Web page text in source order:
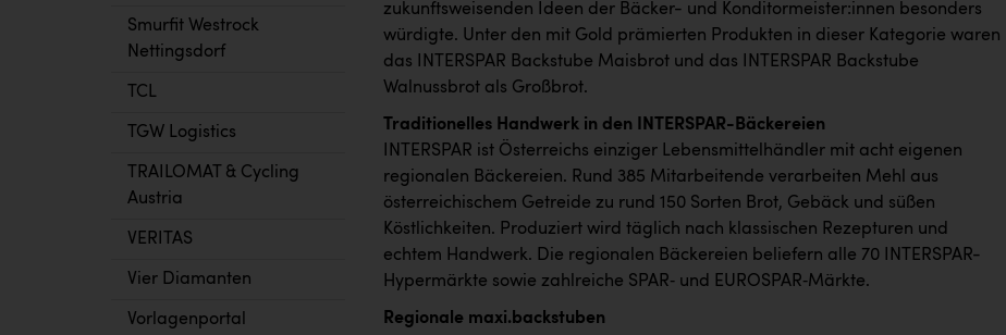
Smurfit Westrock
Nettingsdorf
TCL
TGW Logistics
TRAILOMAT & Cycling
Austria
VERITAS
Vier Diamanten
Vorlagenportal
zukunftsweisenden Ideen der Bäcker- und Konditormeister:innen besonders
würdigte. Unter den mit Gold prämierten Produkten in dieser Kategorie waren
das INTERSPAR Backstube Maisbrot und das INTERSPAR Backstube
Walnussbrot als Großbrot.
Traditionelles Handwerk in den INTERSPAR-Bäckereien
INTERSPAR ist Österreichs einziger Lebensmittelhändler mit acht eigenen
regionalen Bäckereien. Rund 385 Mitarbeitende verarbeiten Mehl aus
österreichischem Getreide zu rund 150 Sorten Brot, Gebäck und süßen
Köstlichkeiten. Produziert wird täglich nach klassischen Rezepturen und
echtem Handwerk. Die regionalen Bäckereien beliefern alle 70 INTERSPAR-
Hypermärkte sowie zahlreiche SPAR‑ und EUROSPAR‑Märkte.
Regionale maxi.backstuben